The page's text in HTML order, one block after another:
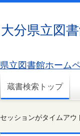
大分県立図
県立図書館ホーム
蔵書検索トップ
セッションがタイムアウ